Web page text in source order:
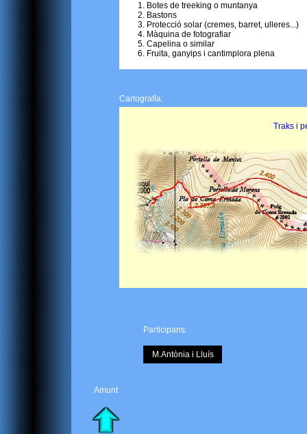
Botes de treeking o muntanya
Bastons
Protecció solar (cremes, barret, ulleres...)
Màquina de fotografiar
Capelina o similar
Fruita, ganyips i cantimplora plena
Cartografía:
Traks i
Participans:
M.Antònia i Lluís
Amunt